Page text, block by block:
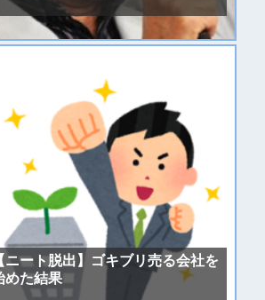
ニート脱出】ゴキブリ売る会社を
めた結果